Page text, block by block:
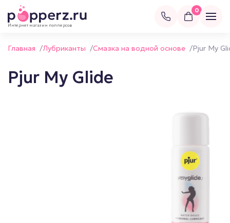
Интернет магазин попперсов
0
Главная /Лубриканты /Смазка на водной основе /Pjur My
Pjur My Glide